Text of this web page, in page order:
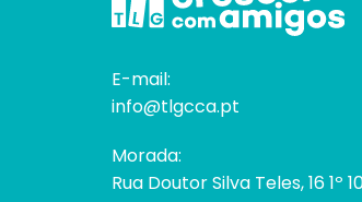
E-mail:
info@tlgcca.pt
Morada:
Rua Doutor Silva Teles, 16 1º